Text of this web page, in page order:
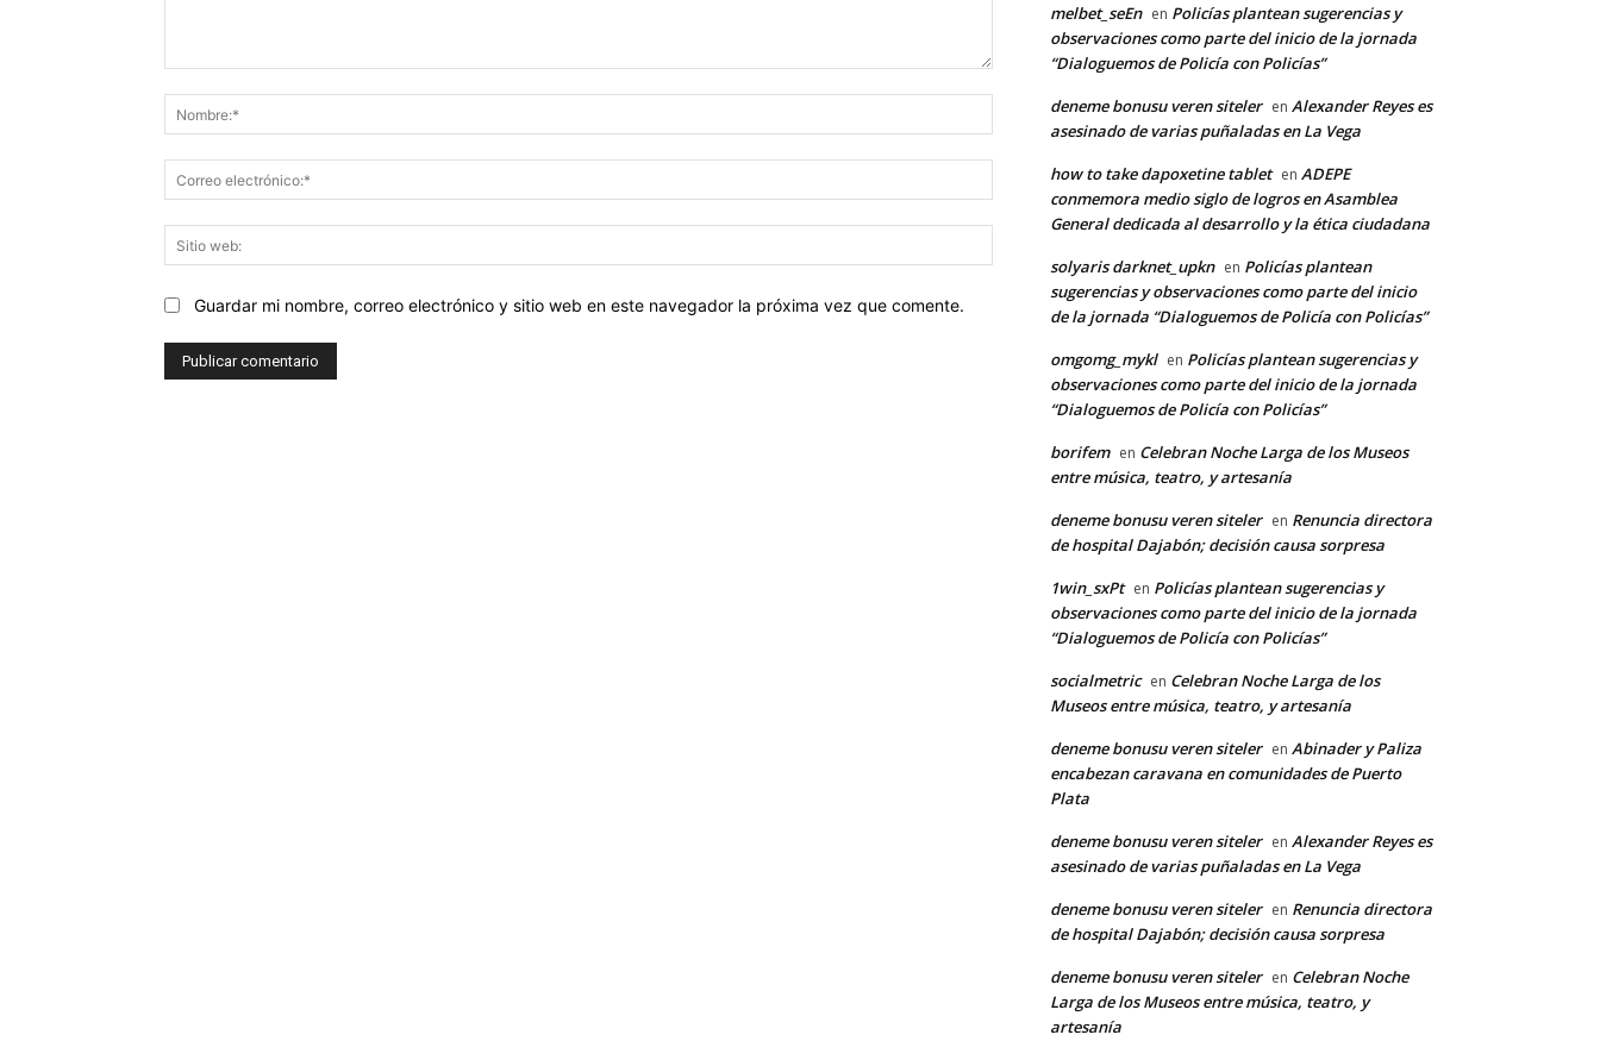
Nombre:*
electrónico:*
web:
Guardar mi nombre, correo electrónico y sitio web en este navegador la próxima vez que comente.
melbet_seEn en Policías plantean sugerencias y
observaciones como parte del inicio de la jornada
“Dialoguemos de Policía con Policías”
deneme bonusu veren siteler en Alexander Reyes es
asesinado de varias puñaladas en La Vega
how to take dapoxetine tablet en ADEPE
conmemora medio siglo de logros en Asamblea
General dedicada al desarrollo y la ética ciudadana
solyaris darknet_upkn en Policías plantean
sugerencias y observaciones como parte del inicio
de la jornada “Dialoguemos de Policía con Policías”
omgomg_mykl en Policías plantean sugerencias y
observaciones como parte del inicio de la jornada
“Dialoguemos de Policía con Policías”
borifem en Celebran Noche Larga de los Museos
entre música, teatro, y artesanía
deneme bonusu veren siteler en Renuncia directora
de hospital Dajabón; decisión causa sorpresa
1win_sxPt en Policías plantean sugerencias y
observaciones como parte del inicio de la jornada
“Dialoguemos de Policía con Policías”
socialmetric en Celebran Noche Larga de los
Museos entre música, teatro, y artesanía
deneme bonusu veren siteler en Abinader y Paliza
encabezan caravana en comunidades de Puerto
Plata
deneme bonusu veren siteler en Alexander Reyes es
asesinado de varias puñaladas en La Vega
deneme bonusu veren siteler en Renuncia directora
de hospital Dajabón; decisión causa sorpresa
deneme bonusu veren siteler en Celebran Noche
Larga de los Museos entre música, teatro, y
artesanía